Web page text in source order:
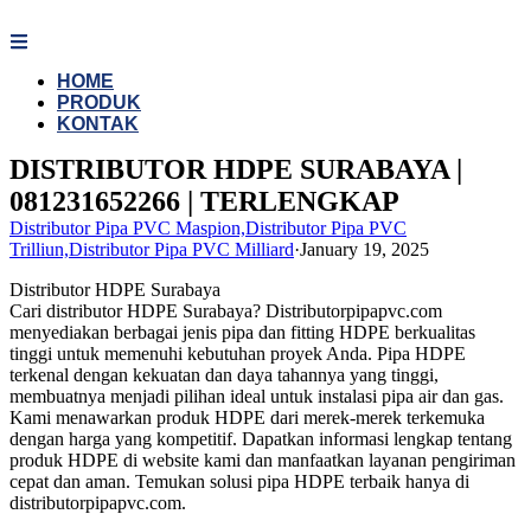
to
HOME
PRODUK
KONTAK
DISTRIBUTOR HDPE SURABAYA |
081231652266 | TERLENGKAP
Distributor Pipa PVC Maspion,Distributor Pipa PVC
Trilliun,Distributor Pipa PVC Milliard·January 19, 2025
Distributor HDPE Surabaya
Cari distributor HDPE Surabaya? Distributorpipapvc.com
menyediakan berbagai jenis pipa dan fitting HDPE berkualitas
tinggi untuk memenuhi kebutuhan proyek Anda. Pipa HDPE
terkenal dengan kekuatan dan daya tahannya yang tinggi,
membuatnya menjadi pilihan ideal untuk instalasi pipa air dan gas.
Kami menawarkan produk HDPE dari merek-merek terkemuka
dengan harga yang kompetitif. Dapatkan informasi lengkap tentang
produk HDPE di website kami dan manfaatkan layanan pengiriman
cepat dan aman. Temukan solusi pipa HDPE terbaik hanya di
distributorpipapvc.com.